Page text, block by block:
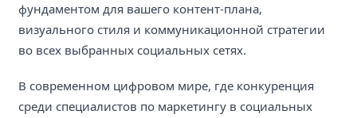
фундаментом для вашего контент-плана,
визуального стиля и коммуникационной стратегии
во всех выбранных социальных сетях.
В современном цифровом мире, где конкуренция
среди специалистов по маркетингу в социальных